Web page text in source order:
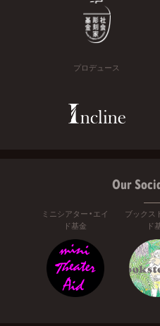
プロデュース
Our
ミニシアター・エイ
ド基金
ブックス
ド